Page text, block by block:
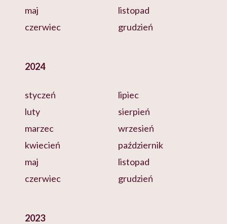
maj
czerwiec
listopad
grudzień
2024
styczeń
luty
marzec
kwiecień
maj
czerwiec
lipiec
sierpień
wrzesień
październik
listopad
grudzień
2023